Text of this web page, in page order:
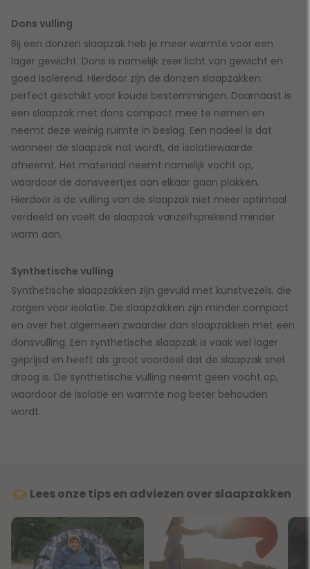
Dons vulling
Bij een donzen slaapzak heb je meer warmte voor een
lager gewicht. Dons is namelijk zeer licht van gewicht en
goed isolerend. Hierdoor zijn de donzen slaapzakken
perfect geschikt voor koude bestemmingen. Daarnaast is
een slaapzak met dons compact mee te nemen en
neemt deze weinig ruimte in beslag. Een nadeel is dat
wanneer de slaapzak nat wordt, de isolatiewaarde
afneemt. Het materiaal neemt namelijk vocht op,
waardoor de donsveertjes aan elkaar gaan plakken.
Hierdoor is de vulling van de slaapzak niet meer optimaal
verdeeld en voelt de slaapzak vanzelfsprekend minder
warm aan.
Synthetische vulling
Synthetische slaapzakken zijn gevuld met kunstvezels, die
zorgen voor isolatie. De slaapzakken zijn minder compact
en over het algemeen zwaarder dan slaapzakken met een
donsvulling. Een synthetische slaapzak is vaak wel lager
geprijsd en heeft als groot voordeel dat de slaapzak snel
droog is. De synthetische vulling neemt geen vocht op,
waardoor de isolatie en warmte nog beter behouden
wordt.
Lees onze tips en adviezen over slaapzakken